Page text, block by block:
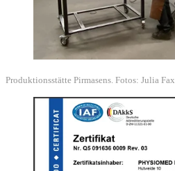
Produktionsstätte Pirmasens. Fotos: Julia Fax